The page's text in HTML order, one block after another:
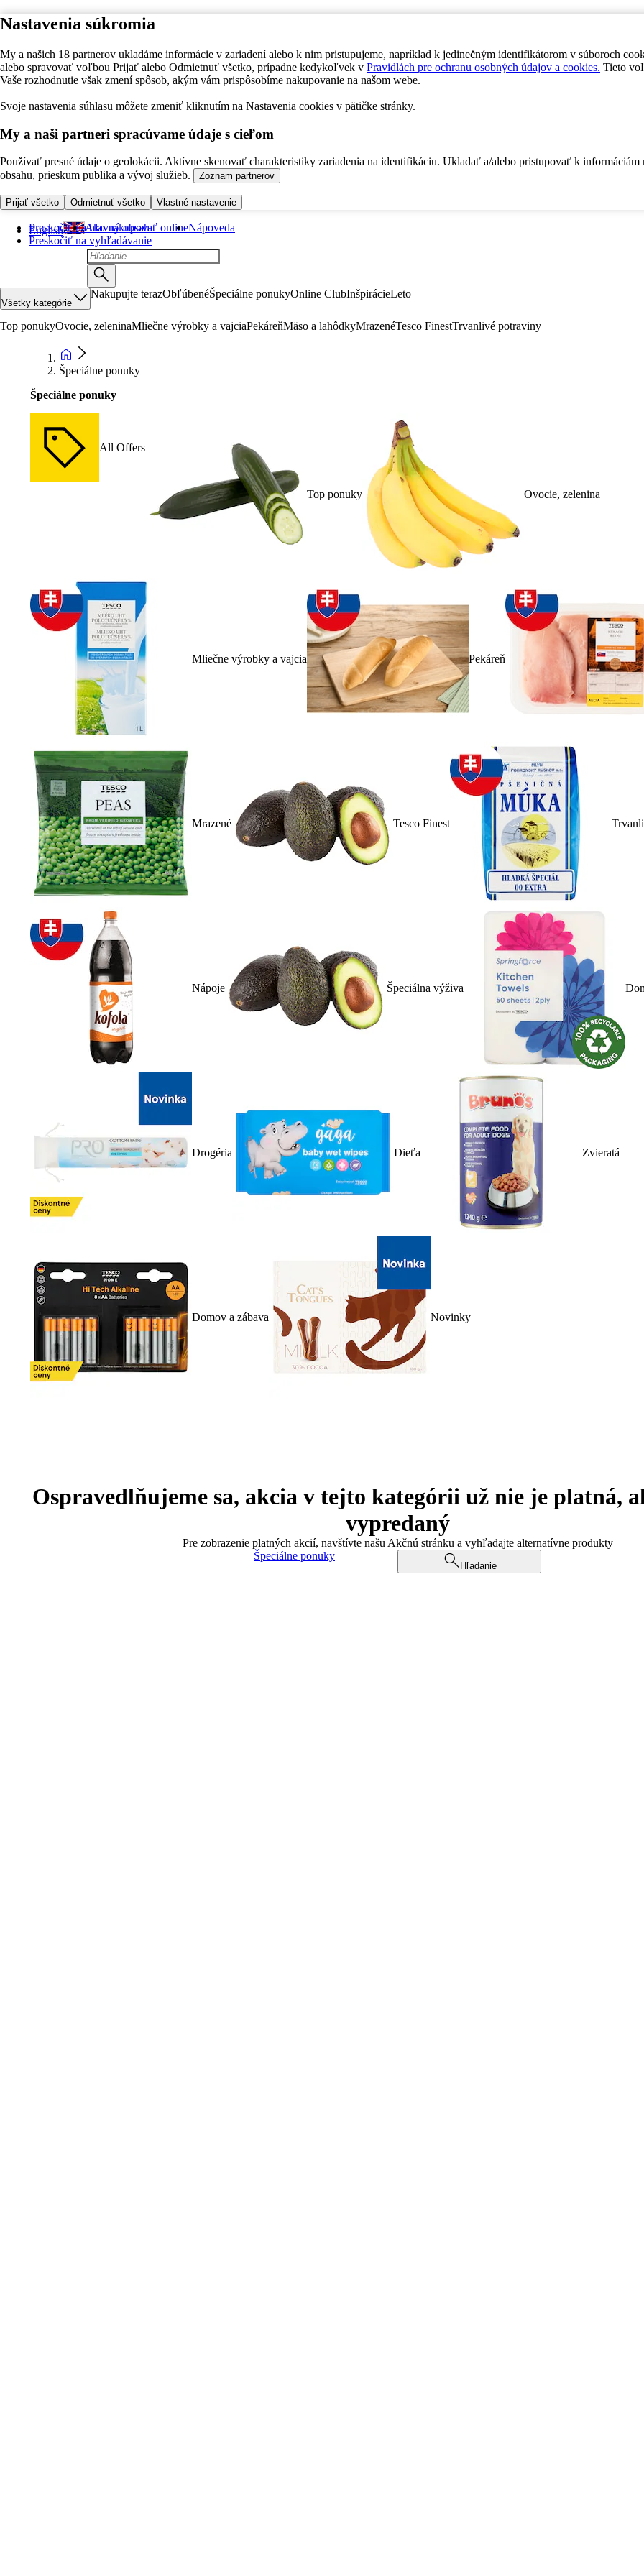
Nastavenia súkromia
My a našich 18 partnerov ukladáme informácie v zariadení alebo k nim pristupujeme, napríklad k jedinečným identifikátorom v súboroch
alebo spravovať voľbou Prijať alebo Odmietnuť všetko, prípadne kedykoľvek v Pravidlách pre ochranu osobných údajov a cookies. Tieto
Vaše rozhodnutie však zmení spôsob, akým vám prispôsobíme nakupovanie na našom webe.
Svoje nastavenia súhlasu môžete zmeniť kliknutím na Nastavenia cookies v pätičke stránky.
My a naši partneri spracúvame údaje s cieľom
Používať presné údaje o geolokácii. Aktívne skenovať charakteristiky zariadenia na identifikáciu. Ukladať a/alebo pristupovať k informáciám
obsahu, prieskum publika a vývoj služieb.
Zoznam partnerov
Prijať všetko Odmietnuť všetko Vlastné nastavenie
Preskočiť na hlavný obsah
Preskočiť na vyhľadávanie
English Ako nakupovať onlineNápoveda
Všetky kategórie
Nakupujte terazObľúbenéŠpeciálne ponukyOnline ClubInšpirácieLeto
Top ponukyOvocie, zeleninaMliečne výrobky a vajciaPekáreňMäso a lahôdkyMrazenéTesco FinestTrvanlivé potraviny
Špeciálne ponuky
Špeciálne ponuky
All Offers
Top ponuky Ovocie, zelenina
Mliečne výrobky a vajcia Pekáreň
Mrazené Tesco Finest
Nápoje Špeciálna výživa
Drogéria Dieťa Zvieratá
Domov a zábava Novinky
Ospravedlňujeme sa, akcia v tejto kategórii už nie je platná,
vypredaný
Pre zobrazenie platných akcií, navštívte našu Akčnú stránku a vyhľadajte alternatívne produkty
Špeciálne ponuky
Hľadanie